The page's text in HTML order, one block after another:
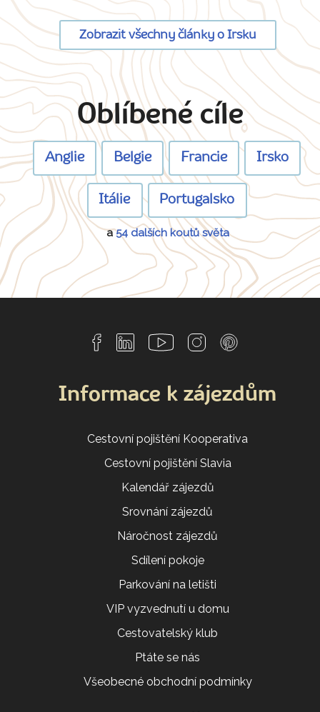
Zobrazit všechny články o Irsku
Oblíbené cíle
Anglie Belgie Francie Irsko
Itálie Portugalsko
a54 dalších koutů světa
Informace k zájezdům
Cestovní pojištění Kooperativa
Cestovní pojištění Slavia
Kalendář zájezdů
Srovnání zájezdů
Náročnost zájezdů
Sdílení pokoje
Parkování na letišti
VIP vyzvednutí u domu
Cestovatelský klub
Ptáte se nás
Všeobecné obchodní podmínky